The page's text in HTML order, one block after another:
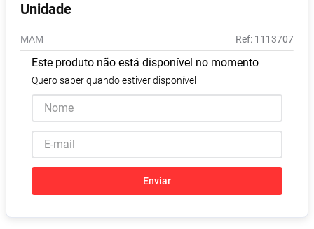
Unidade
MAM : 1113707
Este produto não está disponível no momento
Quero saber quando estiver disponível
Enviar
7º Shampoo
8
9º Pampers Confort Sec
10º Lavitan